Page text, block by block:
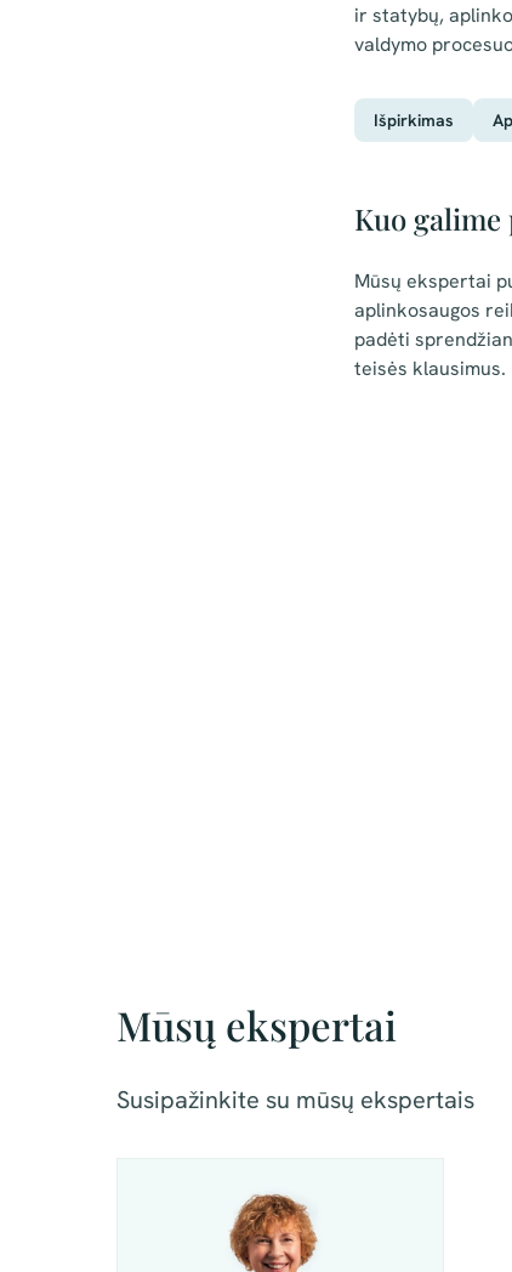
ir statybų,
valdymo
Išpirkimas
Kuo galime
Mūsų ekspertai
aplinkosaugos
padėti
teisės klausimus.
Mūsų ekspertai
Susipažinkite su mūsų ekspertais